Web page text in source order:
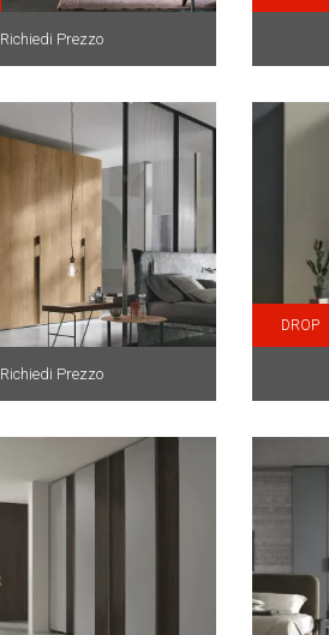
Richiedi Prezzo
Richiedi Prezzo
DROP